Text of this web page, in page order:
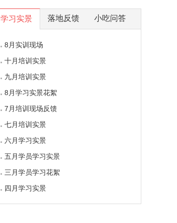
学习实景 落地反馈 小吃问答
8月实训现场
十月培训实景
九月培训实景
8月学习实景花絮
7月培训现场反馈
七月培训实景
六月学习实景
五月学员学习实景
三月学员学习花絮
四月学习实景